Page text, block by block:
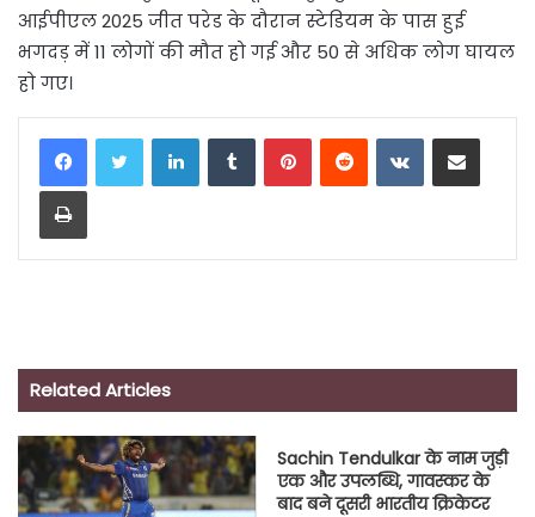
आईपीएल 2025 जीत परेड के दौरान स्टेडियम के पास हुई
भगदड़ में 11 लोगों की मौत हो गई और 50 से अधिक लोग घायल
हो गए।
LinkedInTumblrPinterestReddit VKontakteShare via Email
Print
Related Articles
Sachin Tendulkar के नाम जुड़ी
एक और उपलब्धि, गावस्‍कर के
बाद बने दूसरी भारतीय क्रिकेटर